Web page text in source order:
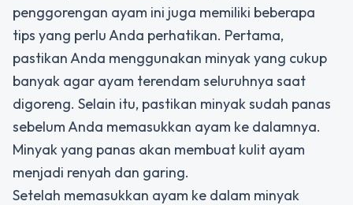
penggorengan ayam ini juga memiliki beberapa
tips yang perlu Anda perhatikan. Pertama,
pastikan Anda menggunakan minyak yang cukup
banyak agar ayam terendam seluruhnya saat
digoreng. Selain itu, pastikan minyak sudah panas
sebelum Anda memasukkan ayam ke dalamnya.
Minyak yang panas akan membuat kulit ayam
menjadi renyah dan garing.
Setelah memasukkan ayam ke dalam minyak